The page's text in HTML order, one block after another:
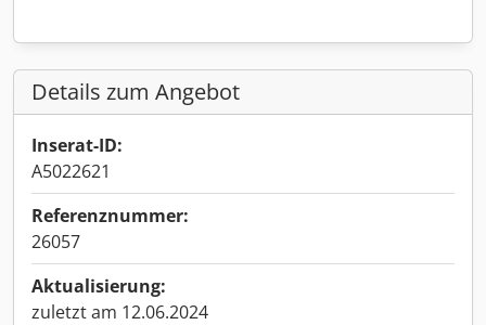
Details zum Angebot
Inserat-ID:
A5022621
Referenznummer:
26057
Aktualisierung:
zuletzt am 12.06.2024